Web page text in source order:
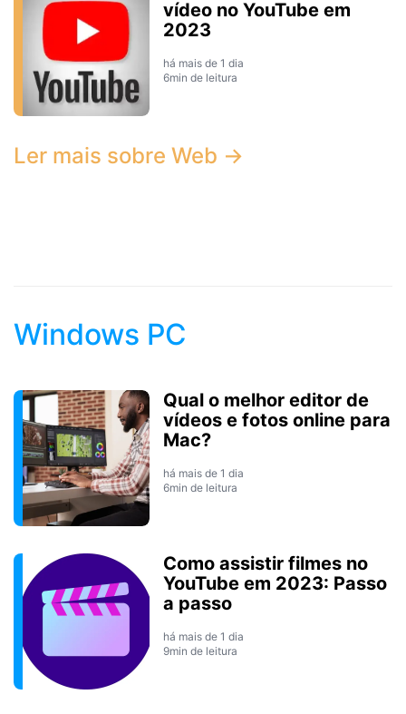
vídeo no YouTube em
2023
há mais de 1 dia
6min de leitura
Ler mais sobre Web →
Windows PC
Qual o melhor editor de
vídeos e fotos online para
Mac?
há mais de 1 dia
6min de leitura
Como assistir filmes no
YouTube em 2023: Passo
a passo
há mais de 1 dia
9min de leitura